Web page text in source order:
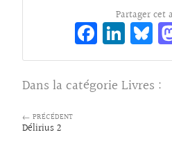
Partager cet
Fa
ce
bo
o
Li
n
ke
dI
sk
y
Dans la catégorie Livres :
← PRÉCÉDENT
Délirius 2